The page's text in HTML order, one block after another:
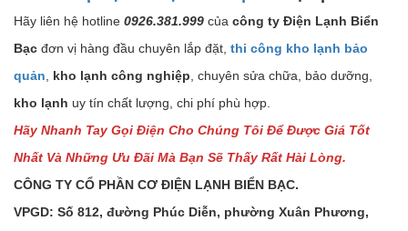
Hãy liên hệ hotline 0926.381.999 của công ty Điện Lạnh Biển
Bạc đơn vị hàng đầu chuyên lắp đặt, thi công kho lạnh bảo
quản
kho lạnh công nghiệp , chuyên sửa chữa, bảo dưỡng,
kho lạnh uy tín chất lượng, chi phí phù hợp.
Hãy Nhanh Tay Gọi Điện Cho Chúng Tôi Để Được Giá Tốt
Nhất Và Những Ưu Đãi Mà Bạn Sẽ Thấy Rất Hài Lòng.
CÔNG TY CỔ PHẦN CƠ ĐIỆN LẠNH BIỂN BẠC.
VPGD: Số 812, đường Phúc Diễn, phường Xuân Phương,